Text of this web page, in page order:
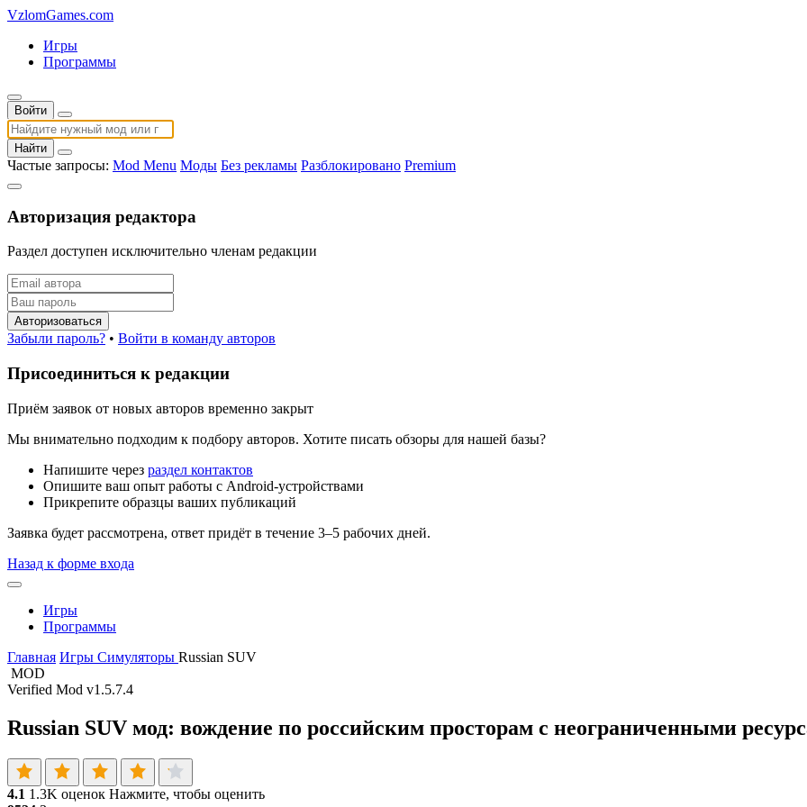
VzlomGames.com
Игры
Программы
Войти
Найти
Частые запросы: Mod Menu Моды Без рекламы Разблокировано Premium
Авторизация редактора
Раздел доступен исключительно членам редакции
Авторизоваться
Забыли пароль? • Войти в команду авторов
Присоединиться к редакции
Приём заявок от новых авторов временно закрыт
Мы внимательно подходим к подбору авторов. Хотите писать обзоры для нашей базы?
Напишите через раздел контактов
Опишите ваш опыт работы с Android-устройствами
Прикрепите образцы ваших публикаций
Заявка будет рассмотрена, ответ придёт в течение 3–5 рабочих дней.
Назад к форме входа
Игры
Программы
Главная Игры Симуляторы Russian SUV
MOD
Verified Mod v1.5.7.4
Russian SUV мод: вождение по российским просторам с неограниченными
4.1 1.3K оценок Нажмите, чтобы оценить